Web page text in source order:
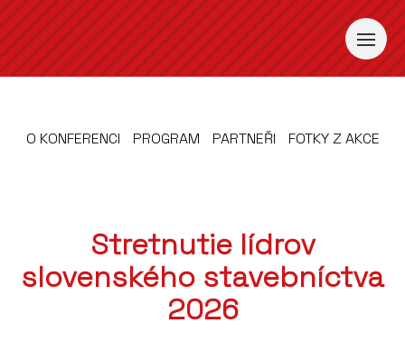
O KONFERENCI PROGRAM PARTNEŘI FOTKY Z AKCE
Stretnutie lídrov
slovenského stavebníctva
2026